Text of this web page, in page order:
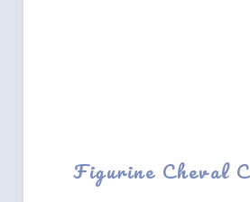
Figurine Cheval